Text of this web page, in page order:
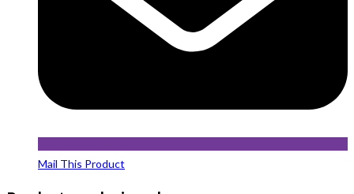
Mail This Product